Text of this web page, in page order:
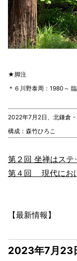
★脚注
＊６川野泰周：1980～
2022年7月2日、北鎌倉
構成：森竹ひろこ
第２回 坐禅はステ
第４回 現代にお
【最新情報】
2023年7月23